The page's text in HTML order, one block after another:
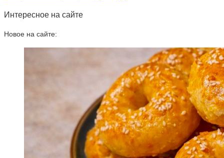
Интересное на сайте
Новое на сайте: